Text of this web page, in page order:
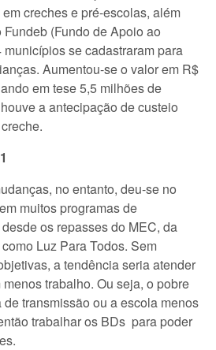
creches e pré-escolas, além
(Fundo de Apoio ao
se cadastraram para
Aumentou-se o valor em R$
em tese 5,5 milhões de
a antecipação de custeio
no entanto, deu-se no
muitos programas de
os repasses do MEC, da
Luz Para Todos. Sem
a tendência seria atender
trabalho. Ou seja, o pobre
transmissão ou a escola menos
trabalhar os BDs para poder